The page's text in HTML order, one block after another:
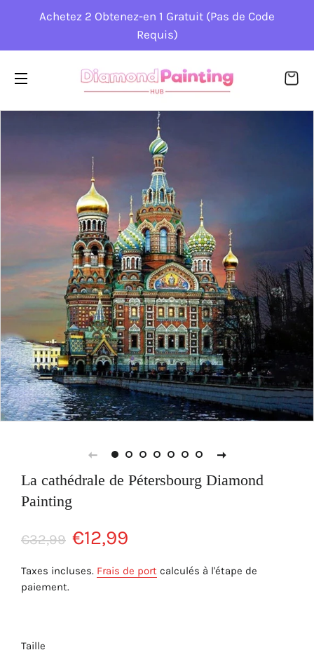
Achetez 2 Obtenez-en 1 Gratuit (Pas de Code
Requis)
NAVIGATION
La cathédrale de Pétersbourg Diamond
Painting
Prix
régulier
€32,99 Prix
réduit
€12,99
Taxes incluses. Frais de port calculés à l'étape de
paiement.
Taille